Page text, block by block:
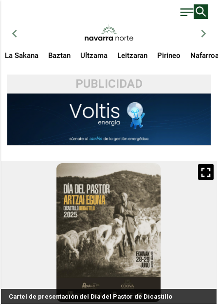
chevron_left chevron_right
La Sakana Baztan Ultzama Leitzaran Pirineo
PUBLICIDAD
Cartel de presentación del Día del Pastor de Dicastillo